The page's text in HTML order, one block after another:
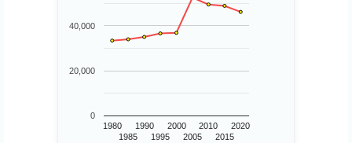
1980
1985
1990
1995
2000
2005
2010
2015
2020
0
20,000
40,000